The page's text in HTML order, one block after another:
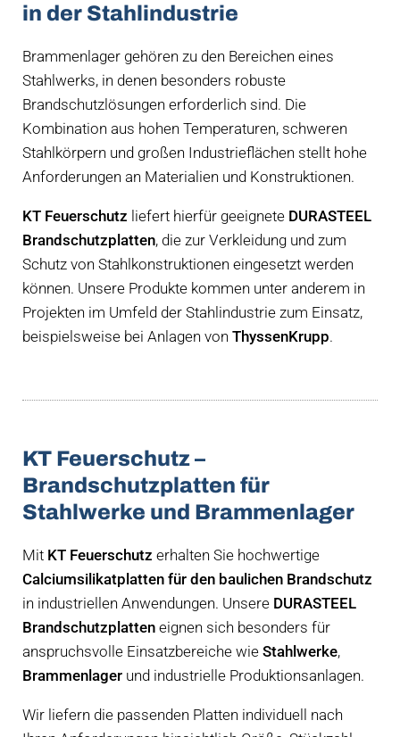
in der Stahlindustrie
Brammenlager gehören zu den Bereichen eines
Stahlwerks, in denen besonders robuste
Brandschutzlösungen erforderlich sind. Die
Kombination aus hohen Temperaturen, schweren
Stahlkörpern und großen Industrieflächen stellt hohe
Anforderungen an Materialien und Konstruktionen.
KT Feuerschutz liefert hierfür geeignete DURASTEEL
Brandschutzplatten, die zur Verkleidung und zum
Schutz von Stahlkonstruktionen eingesetzt werden
können. Unsere Produkte kommen unter anderem in
Projekten im Umfeld der Stahlindustrie zum Einsatz,
beispielsweise bei Anlagen von ThyssenKrupp.
KT Feuerschutz –
Brandschutzplatten für
Stahlwerke und Brammenlager
Mit KT Feuerschutz erhalten Sie hochwertige
Calciumsilikatplatten für den baulichen Brandschutz
in industriellen Anwendungen. Unsere DURASTEEL
Brandschutzplatten eignen sich besonders für
anspruchsvolle Einsatzbereiche wie Stahlwerke,
Brammenlager und industrielle Produktionsanlagen.
Wir liefern die passenden Platten individuell nach